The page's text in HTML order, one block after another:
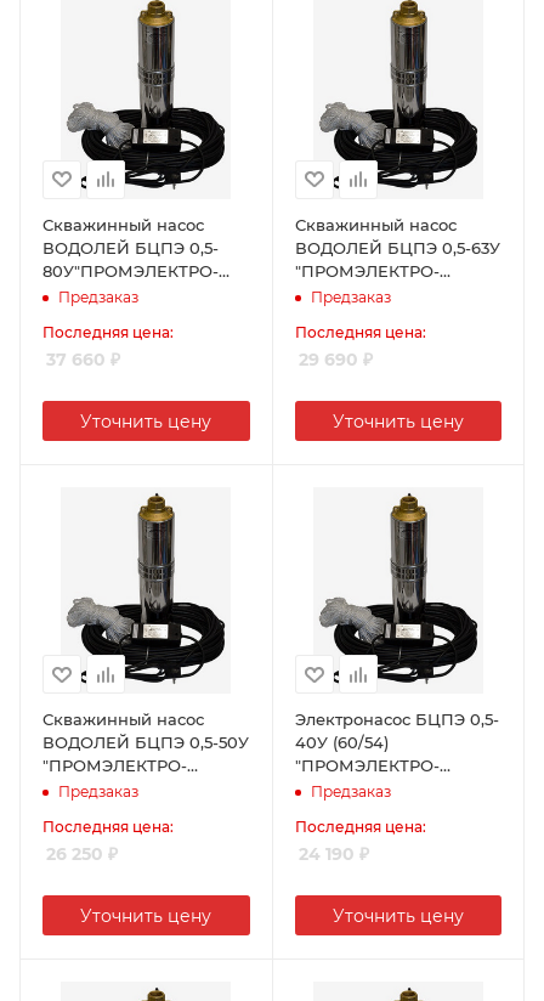
Скважинный насос
ВОДОЛЕЙ БЦПЭ 0,5-
80У"ПРОМЭЛЕКТРО-
ХАРЬКОВ"
Предзаказ
Последняя цена:
37 660 ₽
Уточнить цену
Скважинный насос
ВОДОЛЕЙ БЦПЭ 0,5-63У
"ПРОМЭЛЕКТРО-
ХАРЬКОВ"
Предзаказ
Последняя цена:
29 690 ₽
Уточнить цену
Скважинный насос
ВОДОЛЕЙ БЦПЭ 0,5-50У
"ПРОМЭЛЕКТРО-
ХАРЬКОВ"
Предзаказ
Последняя цена:
26 250 ₽
Уточнить цену
Электронасос БЦПЭ 0,5-
40У (60/54)
"ПРОМЭЛЕКТРО-
ХАРЬКОВ"
Предзаказ
Последняя цена:
24 190 ₽
Уточнить цену